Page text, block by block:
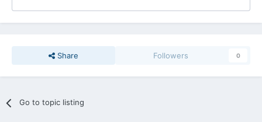
Share Followers 0
Go to topic listing